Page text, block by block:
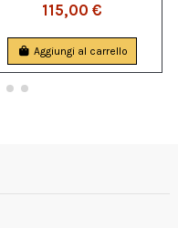
115,00 €
Aggiungi al carrello